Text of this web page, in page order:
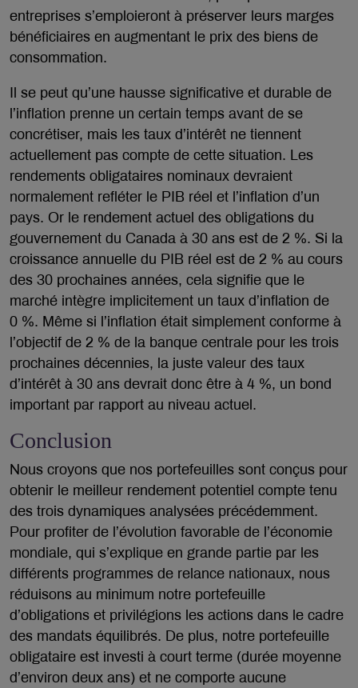
entreprises s’emploieront à préserver leurs marges
bénéficiaires en augmentant le prix des biens de
consommation.
Il se peut qu’une hausse significative et durable de
l’inflation prenne un certain temps avant de se
concrétiser, mais les taux d’intérêt ne tiennent
actuellement pas compte de cette situation. Les
rendements obligataires nominaux devraient
normalement refléter le PIB réel et l’inflation d’un
pays. Or le rendement actuel des obligations du
gouvernement du Canada à 30 ans est de 2 %. Si la
croissance annuelle du PIB réel est de 2 % au cours
des 30 prochaines années, cela signifie que le
marché intègre implicitement un taux d’inflation de
0 %. Même si l’inflation était simplement conforme à
l’objectif de 2 % de la banque centrale pour les trois
prochaines décennies, la juste valeur des taux
d’intérêt à 30 ans devrait donc être à 4 %, un bond
important par rapport au niveau actuel.
Conclusion
Nous croyons que nos portefeuilles sont conçus pour
obtenir le meilleur rendement potentiel compte tenu
des trois dynamiques analysées précédemment.
Pour profiter de l’évolution favorable de l’économie
mondiale, qui s’explique en grande partie par les
différents programmes de relance nationaux, nous
réduisons au minimum notre portefeuille
d’obligations et privilégions les actions dans le cadre
des mandats équilibrés. De plus, notre portefeuille
obligataire est investi à court terme (durée moyenne
d’environ deux ans) et ne comporte aucune